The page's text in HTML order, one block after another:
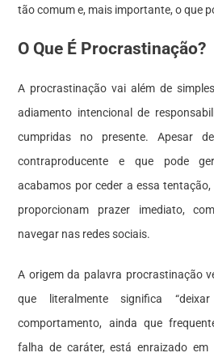
tão comum e, mais importante, o que
O Que É Procrastinação?
A procrastinação vai além de
adiamento intencional de
cumpridas no presente. Apesar
contraproducente e que pode
acabamos por ceder a essa
proporcionam prazer imediato,
navegar nas redes sociais.
A origem da palavra procrastinação
que literalmente significa
comportamento, ainda que
falha de caráter, está enraizado